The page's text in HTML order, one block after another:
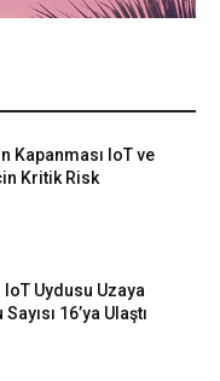
Kapanması IoT ve
Kritik Risk
IoT Uydusu Uzaya
16’ya Ulaştı